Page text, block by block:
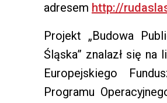
adresem http://
Projekt „Budowa
Śląska” znalazł się
Europejskiego
Programu